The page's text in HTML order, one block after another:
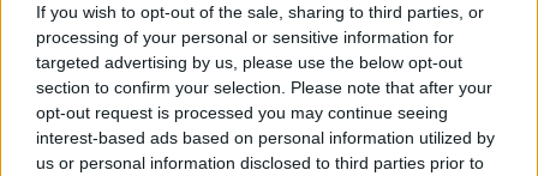
If you wish to opt-out of the sale, sharing to third parties, or
processing of your personal or sensitive information for
targeted advertising by us, please use the below opt-out
section to confirm your selection. Please note that after your
opt-out request is processed you may continue seeing
interest-based ads based on personal information utilized by
us or personal information disclosed to third parties prior to